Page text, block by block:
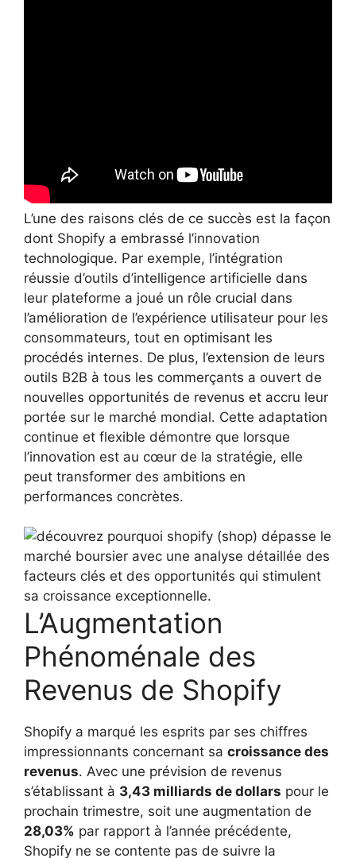
L’une des raisons clés de ce succès est la façon
dont Shopify a embrassé l’innovation
technologique. Par exemple, l’intégration
réussie d’outils d’intelligence artificielle dans
leur plateforme a joué un rôle crucial dans
l’amélioration de l’expérience utilisateur pour les
consommateurs, tout en optimisant les
procédés internes. De plus, l’extension de leurs
outils B2B à tous les commerçants a ouvert de
nouvelles opportunités de revenus et accru leur
portée sur le marché mondial. Cette adaptation
continue et flexible démontre que lorsque
l’innovation est au cœur de la stratégie, elle
peut transformer des ambitions en
performances concrètes.
L’Augmentation
Phénoménale des
Revenus de Shopify
Shopify a marqué les esprits par ses chiffres
impressionnants concernant sa croissance des
revenus. Avec une prévision de revenus
s’établissant à 3,43 milliards de dollars pour le
prochain trimestre, soit une augmentation de
28,03% par rapport à l’année précédente,
Shopify ne se contente pas de suivre la